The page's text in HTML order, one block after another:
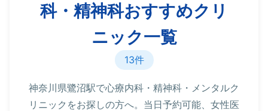
科・精神科おすすめクリ
ニック一覧
13件
神奈川県鷺沼駅で心療内科・精神科・メンタルク
リニックをお探しの方へ。当日予約可能、女性医